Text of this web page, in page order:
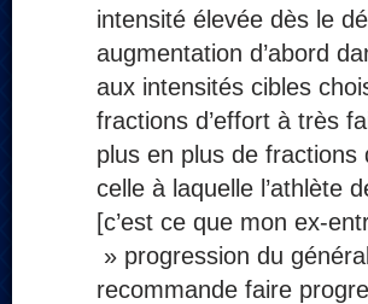
intensité élevée dès le
augmentation d’abord
aux intensités cibles
fractions d’effort à très
plus en plus de fractions
celle à laquelle l’athlète
[c’est ce que mon ex-
» progression du
recommande faire